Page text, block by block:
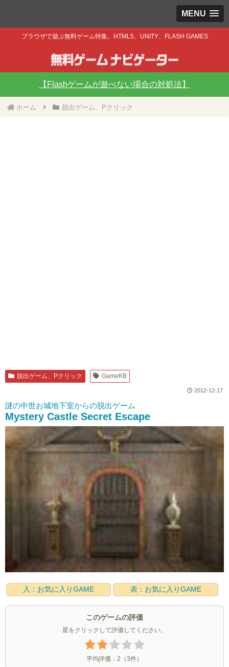
MENU
ブラウザで遊ぶ無料ゲーム特集。HTML5、UNITY、FLASH GAMES
【Flashゲームが遊べない場合の対処法】
ホーム 脱出ゲーム、Pクリック
脱出ゲーム、Pクリック GameKB
2012-12-17
謎の中世お城地下室からの脱出ゲーム
Mystery Castle Secret Escape
入：お気に入りGAME 表：お気に入りGAME
このゲームの評価
星をクリックして評価してください。
平均評価： 2 （3件）